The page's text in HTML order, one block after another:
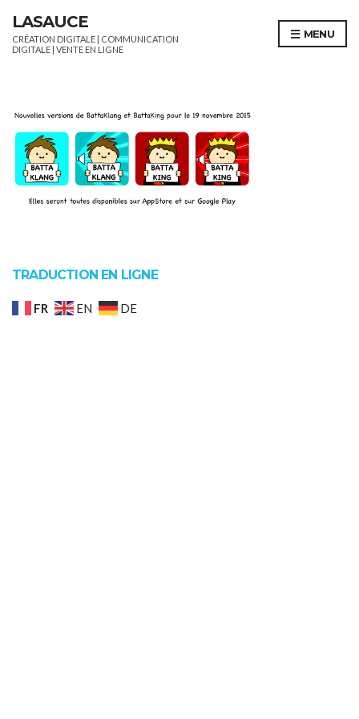
LASAUCE
CRÉATION DIGITALE | COMMUNICATION
DIGITALE | VENTE EN LIGNE
MENU
TRADUCTION EN LIGNE
FR EN DE